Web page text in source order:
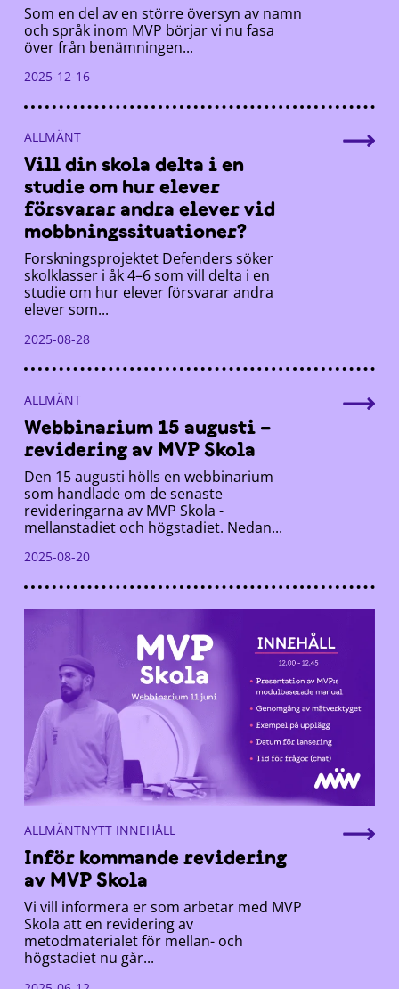
Som en del av en större översyn av namn
och språk inom MVP börjar vi nu fasa
över från benämningen...
2025-12-16
ALLMÄNT
Vill din skola delta i en
studie om hur elever
försvarar andra elever vid
mobbningssituationer?
Forskningsprojektet Defenders söker
skolklasser i åk 4–6 som vill delta i en
studie om hur elever försvarar andra
elever som...
2025-08-28
ALLMÄNT
Webbinarium 15 augusti –
revidering av MVP Skola
Den 15 augusti hölls en webbinarium
som handlade om de senaste
revideringarna av MVP Skola -
mellanstadiet och högstadiet. Nedan...
2025-08-20
ALLMÄNTNYTT INNEHÅLL
Inför kommande revidering
av MVP Skola
Vi vill informera er som arbetar med MVP
Skola att en revidering av
metodmaterialet för mellan- och
högstadiet nu går...